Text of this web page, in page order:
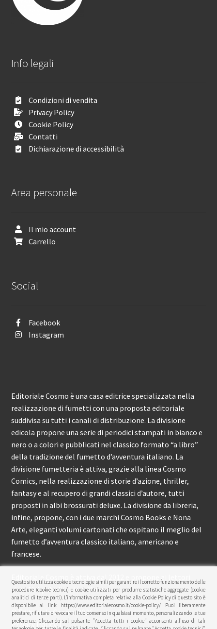
Info legali
Condizioni di vendita
Privacy Policy
Cookie Policy
Contatti
Dichiarazione di accessibilità
Area personale
Il mio account
Carrello
Social
Facebook
Instagram
Editoriale Cosmo è una casa editrice specializzata nella
realizzazione di fumetti con una proposta editoriale
suddivisa su tutti i canali di distribuzione. La divisione
edicola propone una serie di periodici stampati in bianco e
nero o a colori e pubblicati nel classico formato “a libro”
della tradizione del fumetto d’avventura italiano. La
divisione fumetteria è attiva, grazie alla linea Cosmo
Comics, nella realizzazione di storie d’azione, thriller,
fantasy e al recupero di grandi classici d’autore, tutti
proposti in albi brossurati deluxe. La divisione da libreria,
infine, propone, con i due marchi Cosmo Books e Nona
Arte, eleganti volumi cartonati che ospitano il meglio del
fumetto d’avventura classico italiano, americano e
francese.
circa 150 pubblicazioni l’anno.
© Editoriale Cosmo 2026
Privacy Policy
Questo sito utilizza cookie e tecnologie simili per garantire il corretto funzionamento delle
procedure (cookie tecnici) e cookie utilizzati per produrre statistiche aggregate (cookie
analitici di terze parti). L’informativa completa relativa alla Cookie Policy di questo sito è
disponibile al link: https://www.editorialecosmo.it/cookie-policy/ Puoi liberamente
prestare, rifiutare o revocare il tuo consenso in qualsiasi momento, personalizzando le tue
preferenze. Cliccando sul pulsante "Accetta tutti i cookie" acconsenti all'uso di tali